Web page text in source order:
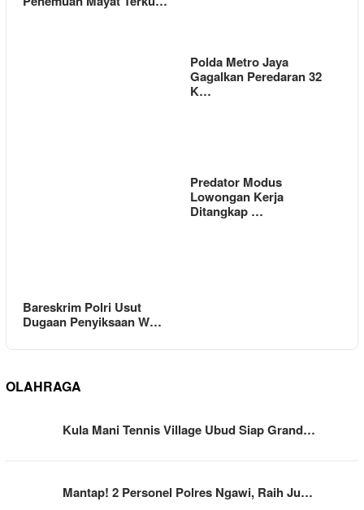
Polda Metro Jaya
Gagalkan Peredaran 32
K…
Bareskrim Polri Usut
Dugaan Penyiksaan W…
Predator Modus
Lowongan Kerja
Ditangkap …
OLAHRAGA
Kula Mani Tennis Village Ubud Siap Grand…
Mantap! 2 Personel Polres Ngawi, Raih Ju…